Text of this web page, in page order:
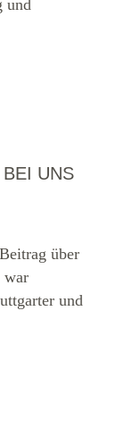
und
UNS
über
war
und